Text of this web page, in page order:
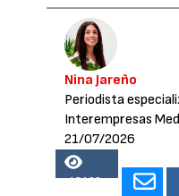
Nina Jareño
Periodista
Interempresas
21/07/2026
18199